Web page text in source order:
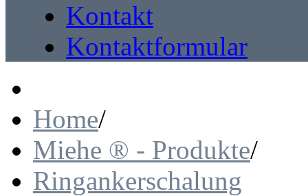
Kontakt
Kontaktformular
Home/
Miehe ® - Produkte/
Ringankerschalung